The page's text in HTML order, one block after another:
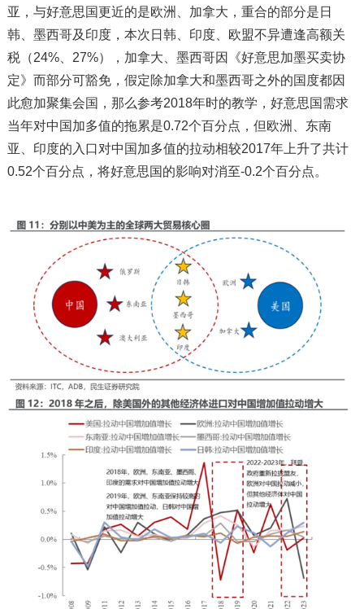
亚，与好意思国更近的是欧洲、加拿大，重合的部分是日
韩、墨西哥及印度，本次日韩、印度、欧盟不异遭逢高额关
税（24%、27%），加拿大、墨西哥因《好意思加墨买卖协
定》而部分可豁免，假定除加拿大和墨西哥之外的国度都因
此愈加聚集会国，那么参考2018年时的教学，好意思国需求
当年对中国加多值的拖累是0.72个百分点，但欧洲、东南
亚、印度的入口对中国加多值的拉动相较2017年上升了共计
0.52个百分点，将好意思国的影响对消至-0.2个百分点。